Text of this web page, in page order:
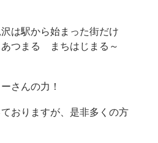
は駅から始まった街だけ
あつまる まちはじまる～
さんの力！
おりますが、是非多くの方